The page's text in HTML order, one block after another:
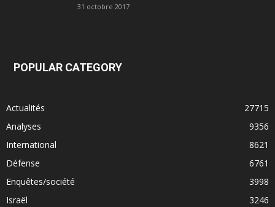
31 octobre 2017
POPULAR CATEGORY
Actualités
27715
Analyses
9356
International
8621
Défense
6761
Enquêtes/société
3998
Israël
3246